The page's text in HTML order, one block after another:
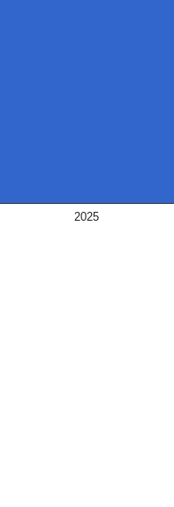
2025